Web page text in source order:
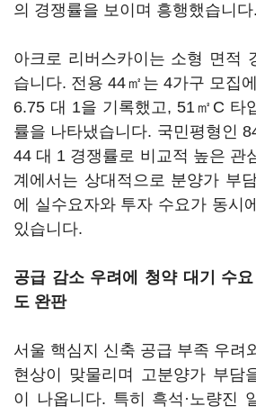
의 경쟁률을 보이며 흥행했습니다.
아크로 리버스카이는 소형 면적
습니다. 전용 44㎡는 4가구 모집
6.75 대 1을 기록했고, 51㎡C 타
률을 나타냈습니다. 국민평형인
44 대 1 경쟁률로 비교적 높은 관
계에서는 상대적으로 분양가 부
에 실수요자와 투자 수요가 동시
있습니다.
공급 감소 우려에 청약 대기 수
도 완판
서울 핵심지 신축 공급 부족 우려
현상이 맞물리며 고분양가 부담
이 나옵니다. 특히 흑석·노량진